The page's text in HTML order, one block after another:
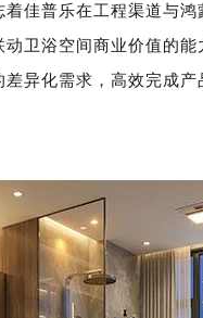
佳普乐在工程渠道与
卫浴空间商业价值的
异化需求，高效完成